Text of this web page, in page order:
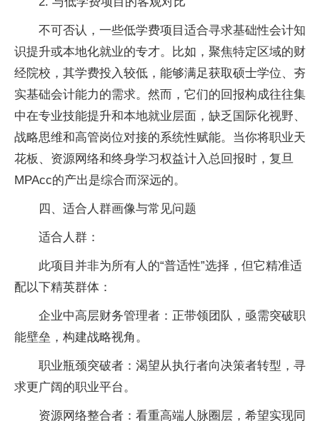
不可否认，一些低学费项目适合寻求基础性会计知
识提升或本地化就业的专才。比如，聚焦特定区域的财
经院校，其学费投入较低，能够满足获取硕士学位、夯
实基础会计能力的需求。然而，它们的回报构成往往集
中在专业技能提升和本地就业层面，缺乏国际化视野、
战略思维和高管岗位对接的系统性赋能。当你将职业天
花板、资源网络和终身学习权益计入总回报时，复旦
MPAcc的产出是综合而深远的。
四、适合人群画像与常见问题
适合人群：
此项目并非为所有人的“普适性”选择，但它精准适
配以下精英群体：
企业中高层财务管理者：正带领团队，亟需突破职
能壁垒，构建战略视角。
职业瓶颈突破者：渴望从执行者向决策者转型，寻
求更广阔的职业平台。
资源网络整合者：看重高端人脉圈层，希望实现同